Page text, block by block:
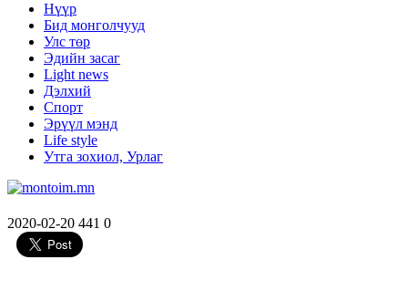
Нүүр
Бид монголчууд
Улс төр
Эдийн засаг
Light news
Дэлхий
Спорт
Эрүүл мэнд
Life style
Утга зохиол, Урлаг
2020-02-20 441 0